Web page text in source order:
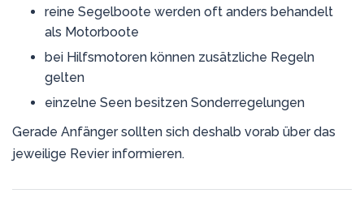
reine Segelboote werden oft anders behandelt
als Motorboote
bei Hilfsmotoren können zusätzliche Regeln
gelten
einzelne Seen besitzen Sonderregelungen
Gerade Anfänger sollten sich deshalb vorab über das
jeweilige Revier informieren.